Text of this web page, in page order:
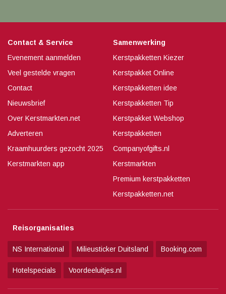
Contact & Service
Evenement aanmelden
Veel gestelde vragen
Contact
Nieuwsbrief
Over Kerstmarkten.net
Adverteren
Kraamhuurders gezocht 2025
Kerstmarkten app
Samenwerking
Kerstpakketten Kiezer
Kerstpakket Online
Kerstpakketten idee
Kerstpakketten Tip
Kerstpakket Webshop
Kerstpakketten
Companyofgifts.nl
Kerstmarkten
Premium kerstpakketten
Kerstpakketten.net
Reisorganisaties
NS International Milieusticker Duitsland Booking.com
Hotelspecials Voordeeluitjes.nl